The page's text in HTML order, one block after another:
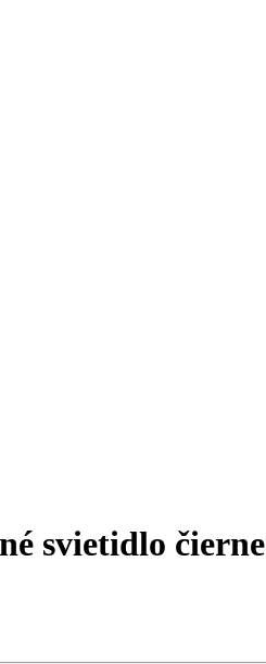
svietidlo čierne